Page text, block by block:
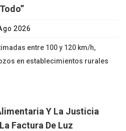
2026
entre 100 y 120 km/h,
en establecimientos rurales
Y La Justicia
Factura De Luz